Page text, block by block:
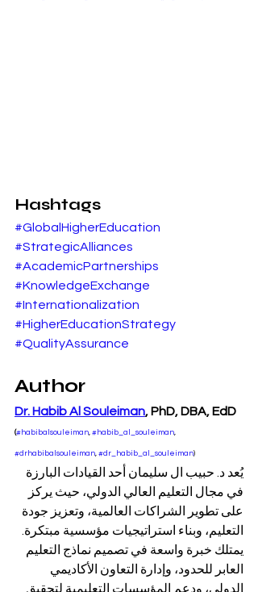
Hashtags
#GlobalHigherEducation
#StrategicAlliances
#AcademicPartnerships
#KnowledgeExchange
#Internationalization
#HigherEducationStrategy
#QualityAssurance
Author
Dr. Habib Al Souleiman, PhD, DBA, EdD
(#habibalsouleiman, #habib_al_souleiman,
#drhabibalsouleiman, #dr_habib_al_souleiman)
يُعد د. حبيب ال سليمان أحد القيادات البارزة
في مجال التعليم العالي الدولي، حيث يركز
على تطوير الشراكات العالمية، وتعزيز جودة
التعليم، وبناء استراتيجيات مؤسسية مبتكرة.
يمتلك خبرة واسعة في تصميم نماذج التعليم
العابر للحدود، وإدارة التعاون الأكاديمي
الدولي، ودعم المؤسسات التعليمية لتحقيق